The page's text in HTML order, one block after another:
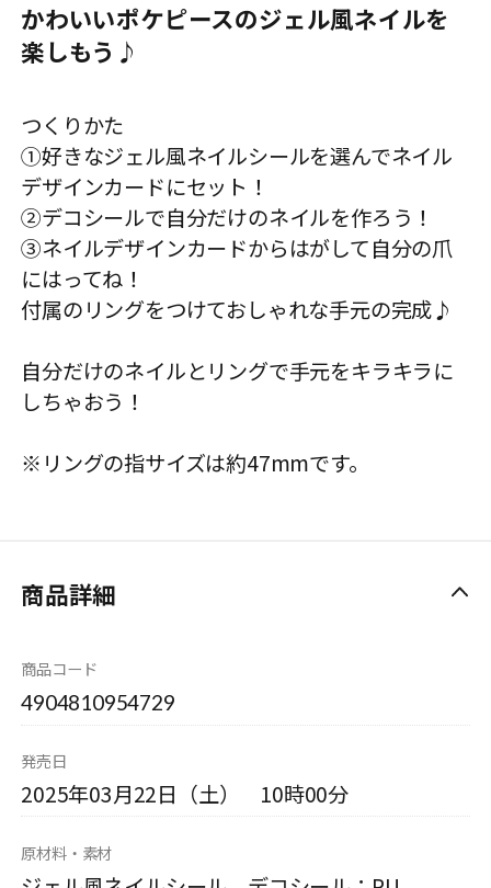
かわいいポケピースのジェル風ネイルを
楽しもう♪
つくりかた
①好きなジェル風ネイルシールを選んでネイル
デザインカードにセット！
②デコシールで自分だけのネイルを作ろう！
③ネイルデザインカードからはがして自分の爪
にはってね！
付属のリングをつけておしゃれな手元の完成♪
自分だけのネイルとリングで手元をキラキラに
しちゃおう！
※リングの指サイズは約47mmです。
商品詳細
商品コード
4904810954729
発売日
2025年03月22日（土） 10時00分
原材料・素材